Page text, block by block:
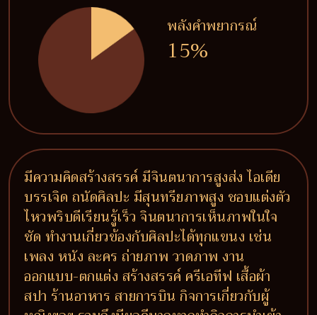
พลังคำพยากรณ์
15%
มีความคิดสร้างสรรค์ มีจินตนาการสูงส่ง ไอเดีย
บรรเจิด ถนัดศิลปะ มีสุนทรียภาพสูง ชอบแต่งตัว
ไหวพริบดีเรียนรู้เร็ว จินตนาการเห็นภาพในใจ
ชัด ทำงานเกี่ยวข้องกับศิลปะได้ทุกแขนง เช่น
เพลง หนัง ละคร ถ่ายภาพ วาดภาพ งาน
ออกแบบ-ตกแต่ง สร้างสรรค์ ครีเอทีฟ เสื้อผ้า
สปา ร้านอาหาร สายการบิน กิจการเกี่ยวกับผู้